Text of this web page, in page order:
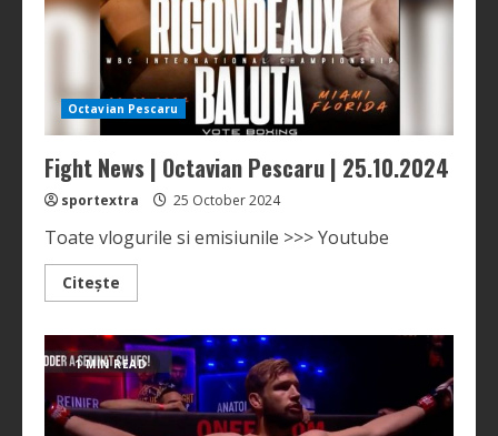
Octavian Pescaru
Fight News | Octavian Pescaru | 25.10.2024
sportextra 25 October 2024
Toate vlogurile si emisiunile >>> Youtube
Citește
more
News
|
Octavian
Pescaru
|
25.10.2024
1 MIN READ